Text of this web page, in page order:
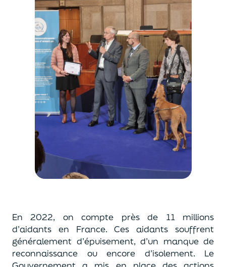
En 2022, on compte près de 11 millions
d’aidants en France. Ces aidants souffrent
généralement d’épuisement, d’un manque de
reconnaissance ou encore d’isolement. Le